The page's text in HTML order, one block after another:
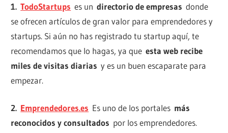
1.TodoStartups es undirectorio de empresas donde
se ofrecen artículos de gran valor para emprendedores y
startups. Si aún no has registrado tu startup aquí, te
recomendamos que lo hagas, ya queesta web recibe
miles de visitas diarias y es un buen escaparate para
empezar.
2. Emprendedores.es Es uno de los portales más
reconocidos y consultados por los emprendedores.